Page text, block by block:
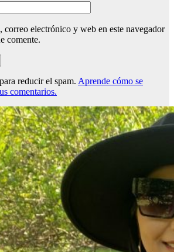
correo electrónico y web en este navegador
comente.
reducir el spam. Aprende cómo se
comentarios.